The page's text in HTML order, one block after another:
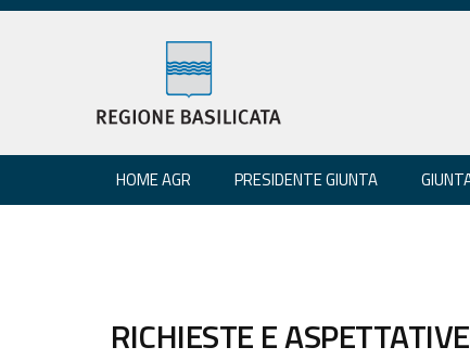
HOME AGR PRESIDENTE GIUNTA
RICHIESTE E